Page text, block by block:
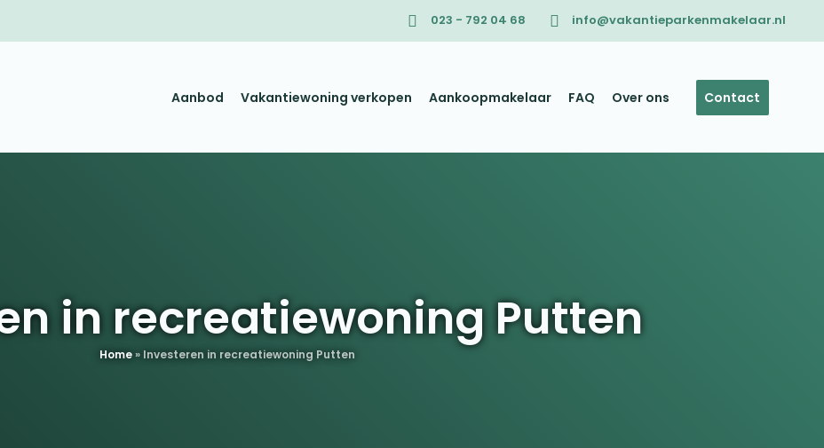
023 - 792 04 68 info@vakantieparkenmakelaar.nl
Aanbod Vakantiewoning verkopen Aankoopmakelaar FAQ Over ons Contact
in recreatiewoning Putten
Home » Investeren in recreatiewoning Putten